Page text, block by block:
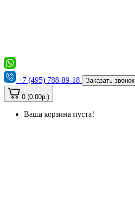
+7 (495) 788-89-18 Заказать звонок
0 (0.00р.)
Ваша корзина пуста!